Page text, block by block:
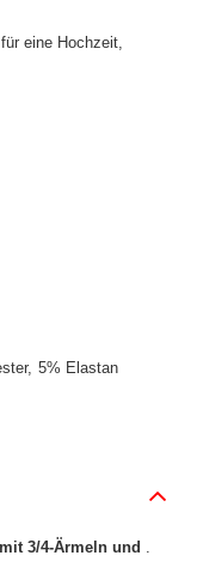
eine Hochzeit
5% Elastan
3/4-Ärmeln und